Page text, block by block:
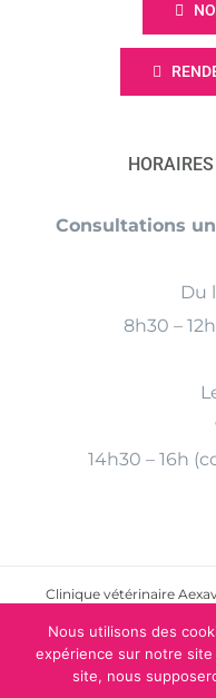
Consultations
Du
8h30 –
14h30 – 16h
Clinique vétérinaire
Mérignac,
© Copyright2026 |
droits
Nous utilisons des
expérience sur notre
site, nous